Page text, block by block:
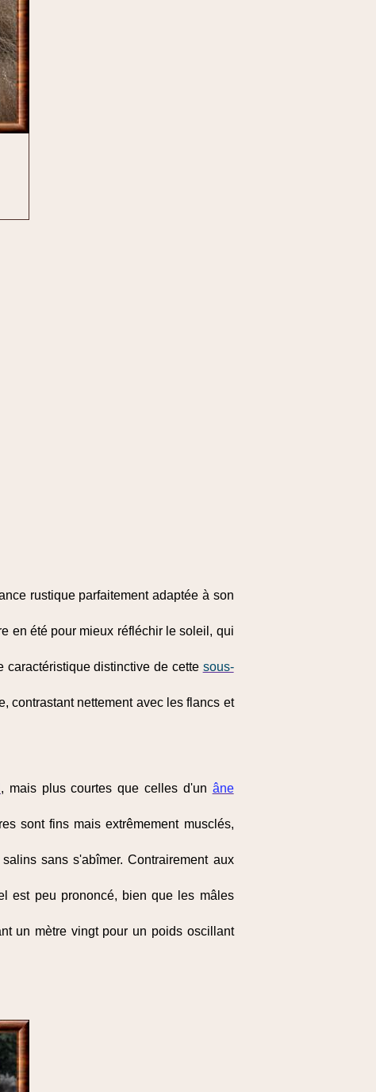
rustique parfaitement adaptée à son
en été pour mieux réfléchir le soleil, qui
caractéristique distinctive de cette sous-
contrastant nettement avec les flancs et
, mais plus courtes que celles d'un âne
sont fins mais extrêmement musclés,
sans s'abîmer. Contrairement aux
est peu prononcé, bien que les mâles
un mètre vingt pour un poids oscillant